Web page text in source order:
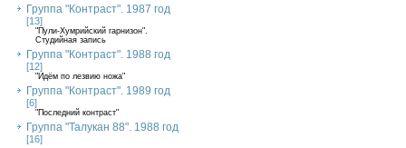
Группа "Контраст". 1987 год
[13]
"Пули-Хумрийский гарнизон".
Студийная запись
Группа "Контраст". 1988 год
[12]
"Идём по лезвию ножа"
Группа "Контраст". 1989 год
[6]
"Последний контраст"
Группа "Талукан 88". 1988 год
[16]